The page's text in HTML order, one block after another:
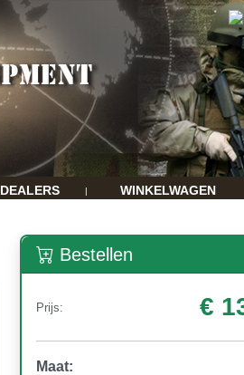
DEALERS | WINKELWAGEN
Bestellen
Prijs: €
Maat: